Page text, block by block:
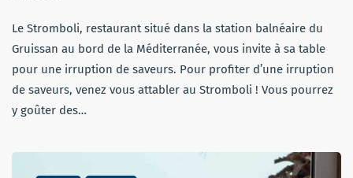
Le Stromboli, restaurant situé dans la station balnéaire du
Gruissan au bord de la Méditerranée, vous invite à sa table
pour une irruption de saveurs. Pour profiter d’une irruption
de saveurs, venez vous attabler au Stromboli ! Vous pourrez
y goûter des…